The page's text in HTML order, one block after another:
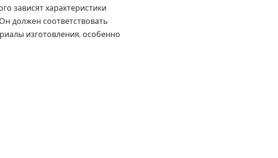
зависят характеристики
должен соответствовать
изготовления, особенно